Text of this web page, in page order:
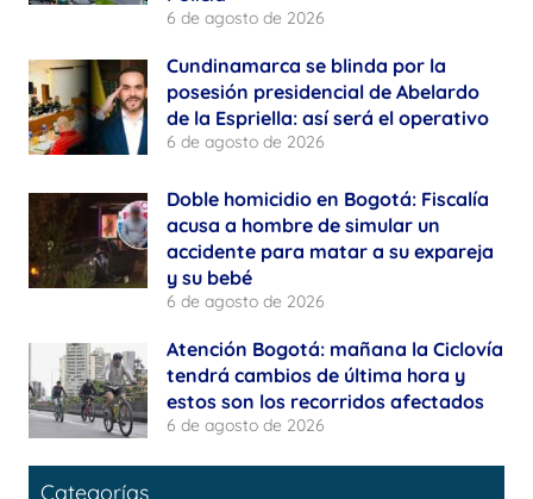
6 de agosto de 2026
Cundinamarca se blinda por la
posesión presidencial de Abelardo
de la Espriella: así será el operativo
6 de agosto de 2026
Doble homicidio en Bogotá: Fiscalía
acusa a hombre de simular un
accidente para matar a su expareja
y su bebé
6 de agosto de 2026
Atención Bogotá: mañana la Ciclovía
tendrá cambios de última hora y
estos son los recorridos afectados
6 de agosto de 2026
Categorías